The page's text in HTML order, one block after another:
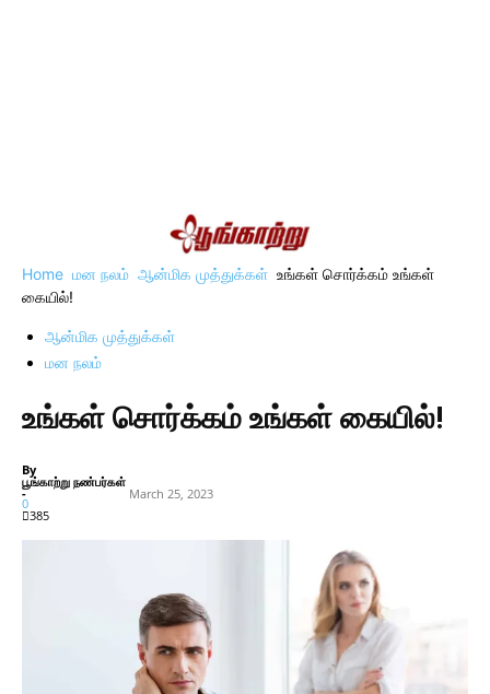
Home மன நலம் ஆன்மிக முத்துக்கள் உங்கள் சொர்க்கம் உங்கள்
கையில்!
ஆன்மிக முத்துக்கள்
மன நலம்
உங்கள் சொர்க்கம் உங்கள் கையில்!
By
பூங்காற்று நண்பர்கள்
- March 25, 2023
0
385